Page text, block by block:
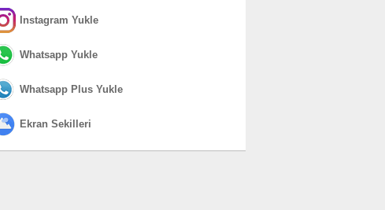
Instagram Yukle
Whatsapp Yukle
Whatsapp Plus Yukle
Ekran Sekilleri